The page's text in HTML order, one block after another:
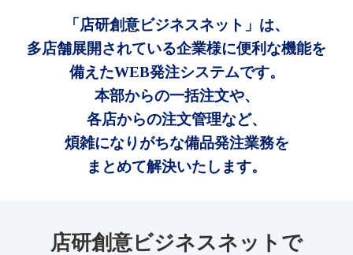
「店研創意ビジネスネット」は、
多店舗展開されている企業様に便利な機能を
備えたWEB発注システムです。
本部からの一括注文や、
各店からの注文管理など、
煩雑になりがちな備品発注業務を
まとめて解決いたします。
店研創意ビジネスネットで